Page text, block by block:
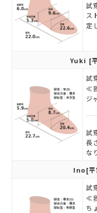
試
ス
定
Yuki [
試
≪
ジ
試
長
な
Ino[
試
≪
ち